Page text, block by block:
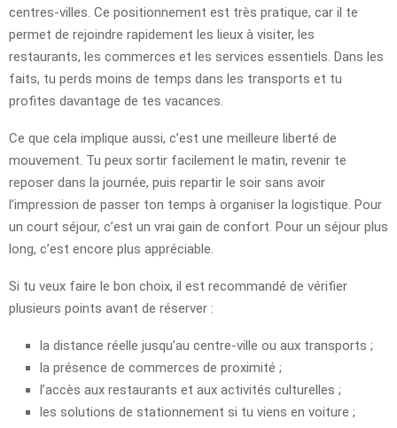
centres-villes. Ce positionnement est très pratique, car il te
permet de rejoindre rapidement les lieux à visiter, les
restaurants, les commerces et les services essentiels. Dans les
faits, tu perds moins de temps dans les transports et tu
profites davantage de tes vacances.
Ce que cela implique aussi, c’est une meilleure liberté de
mouvement. Tu peux sortir facilement le matin, revenir te
reposer dans la journée, puis repartir le soir sans avoir
l’impression de passer ton temps à organiser la logistique. Pour
un court séjour, c’est un vrai gain de confort. Pour un séjour plus
long, c’est encore plus appréciable.
Si tu veux faire le bon choix, il est recommandé de vérifier
plusieurs points avant de réserver :
la distance réelle jusqu’au centre-ville ou aux transports ;
la présence de commerces de proximité ;
l’accès aux restaurants et aux activités culturelles ;
les solutions de stationnement si tu viens en voiture ;